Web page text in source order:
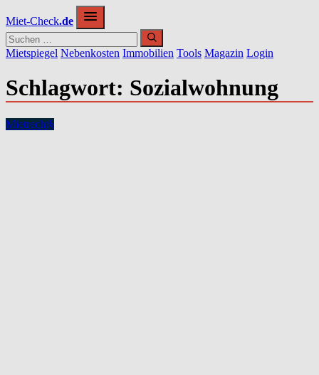
Inhalt
springen
Miet-Check.de
Mietspiegel Nebenkosten Immobilien Tools Magazin Login
Schlagwort: Sozialwohnung
Mietrecht§